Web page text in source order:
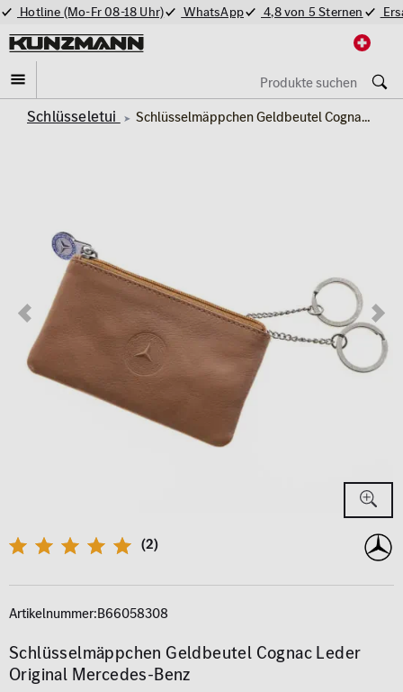
Hotline (Mo-Fr 08-18 Uhr) WhatsApp 4,8 von 5 Sternen
Schlüsseletui Schlüsselmäppchen Geldbeutel Cognac Leder Original Mercedes-Benz
(2)
Artikelnummer:B66058308
Schlüsselmäppchen Geldbeutel Cognac Leder
Original Mercedes-Benz